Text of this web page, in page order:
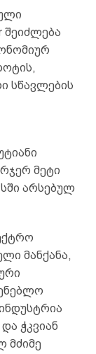
შეიძლება
სწავლების
მეტი
არსებულ
მანქანა,
ჭკვიან
მძიმე